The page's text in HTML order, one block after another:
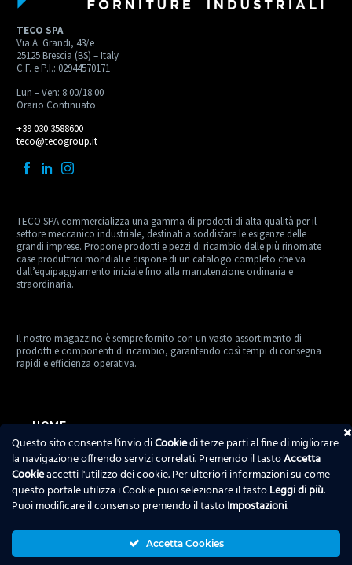
TECO SPA
Via A. Grandi, 43/e
25125 Brescia (BS) – Italy
C.F. e P.I.: 02944570171
Lun – Ven: 8:00/18:00
Orario Continuato
+39 030 3588600
teco@tecogroup.it
TECO SPA commercializza una gamma di prodotti di alta qualità per il
settore meccanico industriale, destinati a soddisfare le esigenze delle
grandi imprese. Propone prodotti e pezzi di ricambio delle più rinomate
case produttrici mondiali e dispone di un catalogo completo che va
dall’equipaggiamento iniziale fino alla manutenzione ordinaria e
straordinaria.
Il nostro magazzino è sempre fornito con un vasto assortimento di
prodotti e componenti di ricambio, garantendo così tempi di consegna
rapidi e efficienza operativa.
HOME
TECO SPA
PRODOTTI
SERVIZI
Questo sito consente l'invio diCookiedi terze parti al fine di migliorare
la navigazione offrendo servizi correlati. Premendo il tastoAccetta
Cookieaccetti l'utilizzo dei cookie. Per ulteriori informazioni su come
questo portale utilizza i Cookie puoi selezionare il tastoLeggi di più.
Puoi modificare il consenso premendo il tastoImpostazioni.
Accetta Cookies